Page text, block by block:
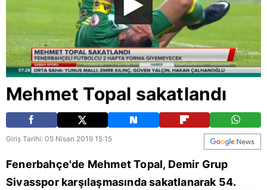
Mehmet Topal sakatlandı
Giriş Tarihi: 05 Nisan 2019 15:15
Fenerbahçe'de Mehmet Topal, Demir Grup
Sivasspor karşılaşmasında sakatlanarak 54.